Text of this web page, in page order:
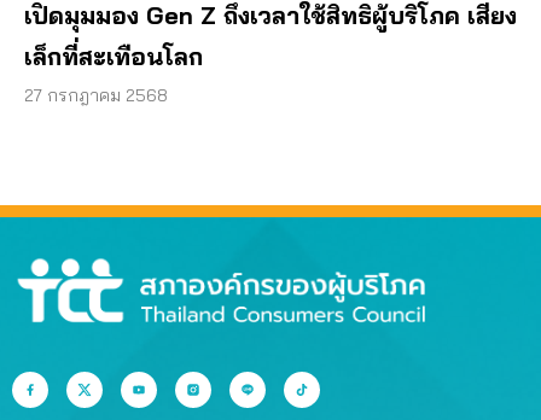
เปิดมุมมอง Gen Z ถึงเวลาใช้สิทธิผู้บริโภค เสียง
เล็กที่สะเทือนโลก
27 กรกฎาคม 2568